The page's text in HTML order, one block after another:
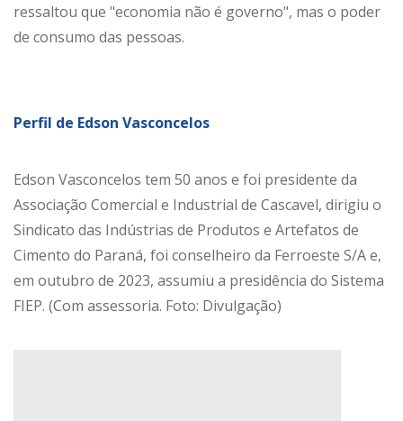
ressaltou que "economia não é governo", mas o poder
de consumo das pessoas.
Perfil de Edson Vasconcelos
Edson Vasconcelos tem 50 anos e foi presidente da
Associação Comercial e Industrial de Cascavel, dirigiu o
Sindicato das Indústrias de Produtos e Artefatos de
Cimento do Paraná, foi conselheiro da Ferroeste S/A e,
em outubro de 2023, assumiu a presidência do Sistema
FIEP. (Com assessoria. Foto: Divulgação)